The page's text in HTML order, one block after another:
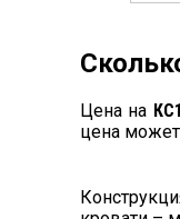
Цена на
цена